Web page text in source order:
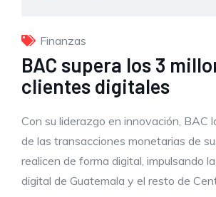
Finanzas
BAC supera los 3
clientes digitales
Con su liderazgo en innovación, BAC
de las transacciones monetarias de
realicen de forma digital, impulsando
digital de Guatemala y el resto de